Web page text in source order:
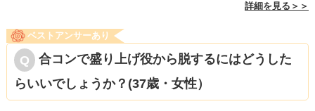
詳細を見る＞＞
ベストアンサーあり
合コンで盛り上げ役から脱するにはどうした
らいいでしょうか？(37歳・女性）